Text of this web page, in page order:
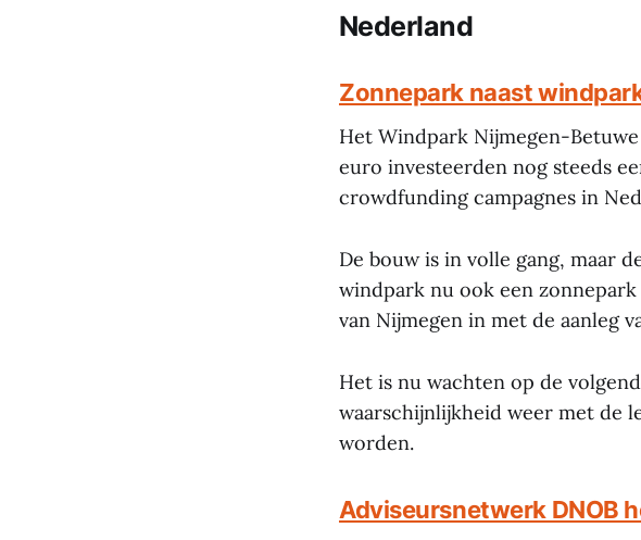
Nederland
Zonnepark naast
Het Windpark Nijmegen-
euro investeerden nog steeds
crowdfunding campagnes in
De bouw is in volle gang, maar
windpark nu ook een zonnepark
van Nijmegen in met de aanleg
Het is nu wachten op de
waarschijnlijkheid weer met de
worden.
Adviseursnetwerk DNOB